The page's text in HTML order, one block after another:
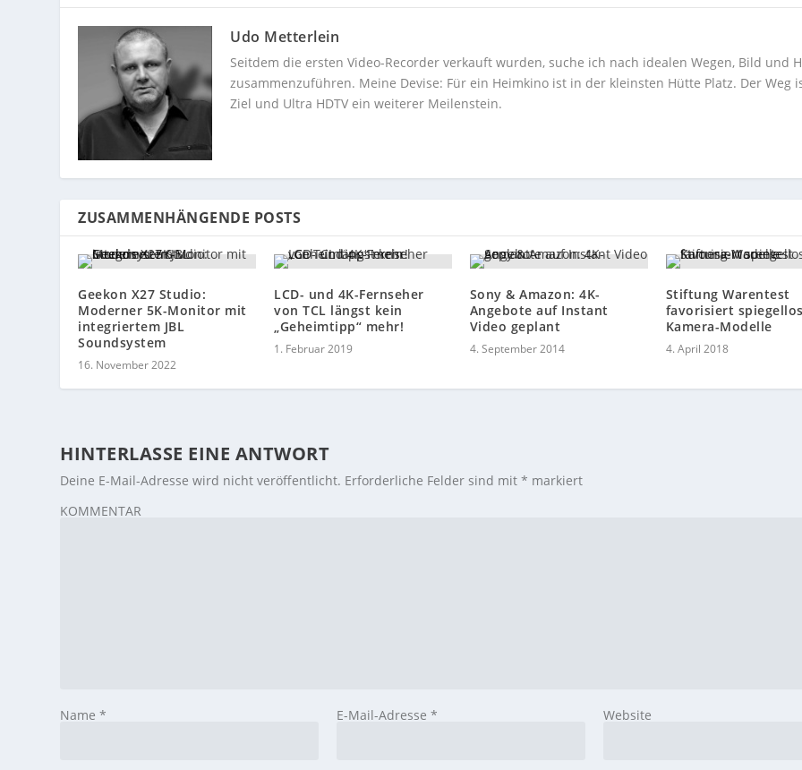
Udo Metterlein
Seitdem die ersten Video-Recorder verkauft wurden, suche ich nach idealen Wegen, Bild und
zusammenzuführen. Meine Devise: Für ein Heimkino ist in der kleinsten Hütte Platz. Der Weg
Ziel und Ultra HDTV ein weiterer Meilenstein.
ZUSAMMENHÄNGENDE POSTS
Geekon X27 Studio:
Moderner 5K-Monitor mit
integriertem JBL
Soundsystem
16. November 2022
LCD- und 4K-Fernseher
von TCL längst kein
„Geheimtipp“ mehr!
1. Februar 2019
Sony & Amazon: 4K-
Angebote auf Instant
Video geplant
4. September 2014
Stiftung Warentest
favorisiert
Kamera-Modelle
4. April 2018
HINTERLASSE EINE ANTWORT
Deine E-Mail-Adresse wird nicht veröffentlicht. Erforderliche Felder sind mit* markiert
KOMMENTAR
Name* E-Mail-Adresse * Website